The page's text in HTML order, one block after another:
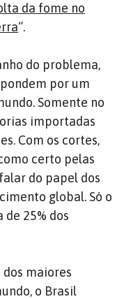
da fome no
“.
do problema,
por um
Somente no
importadas
Com os cortes,
certo pelas
do papel dos
global. Só o
25% dos
maiores
o Brasil